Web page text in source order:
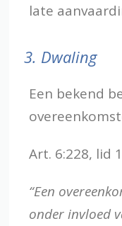
late
3. Dwaling
Een bekend
Art. 6:228, lid
“Een
onder invloed